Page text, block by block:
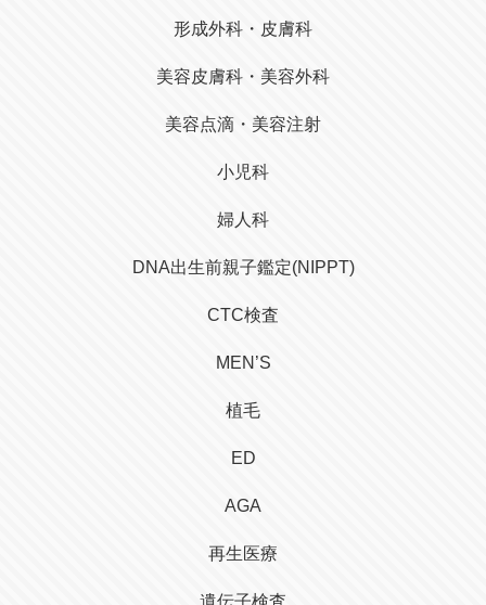
形成外科・皮膚科
美容皮膚科・美容外科
美容点滴・美容注射
小児科
婦人科
DNA出生前親子鑑定(NIPPT)
CTC検査
MEN’S
植毛
ED
AGA
再生医療
遺伝子検査